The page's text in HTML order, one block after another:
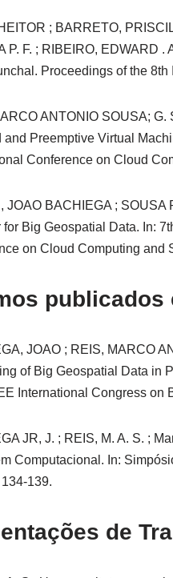
; BARRETO,
P. F. ; RIBEIRO, EDWARD
Proceedings of the
ANTONIO SOUSA;
and Preemptive Virtual
Conference on Cloud
JOAO BACHIEGA ; SOUSA
for Big Geospatial Data. In:
on Cloud Computing and
JOAO ; REIS, MARCO
of Big Geospatial Data in
International Congress on
JR, J. ; REIS, M. A. S. ;
Computacional. In:
139.
de